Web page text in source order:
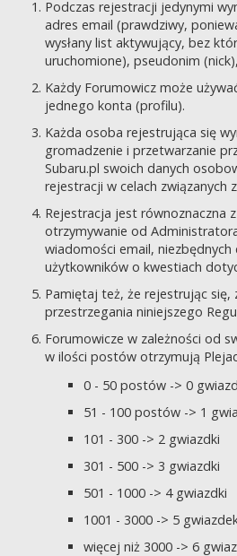
Podczas rejestracji jedynymi
adres email (prawdziwy,
wysłany list aktywujący, bez
uruchomione), pseudonim
Każdy Forumowicz może
jednego konta (profilu).
Każda osoba rejestrująca się
gromadzenie i przetwarzanie
Subaru.pl swoich danych
rejestracji w celach związanych
Rejestracja jest równoznaczna
otrzymywanie od
wiadomości email,
użytkowników o kwestiach
Pamiętaj też, że rejestrując się,
przestrzegania niniejszego
Forumowicze w zależności od
w ilości postów otrzymują
0 - 50 postów -> 0
51 - 100 postów -> 1
101 - 300 -> 2 gwiazdki
301 - 500 -> 3 gwiazdki
501 - 1000 -> 4 gwiazdki
1001 - 3000 -> 5
więcej niż 3000 -> 6